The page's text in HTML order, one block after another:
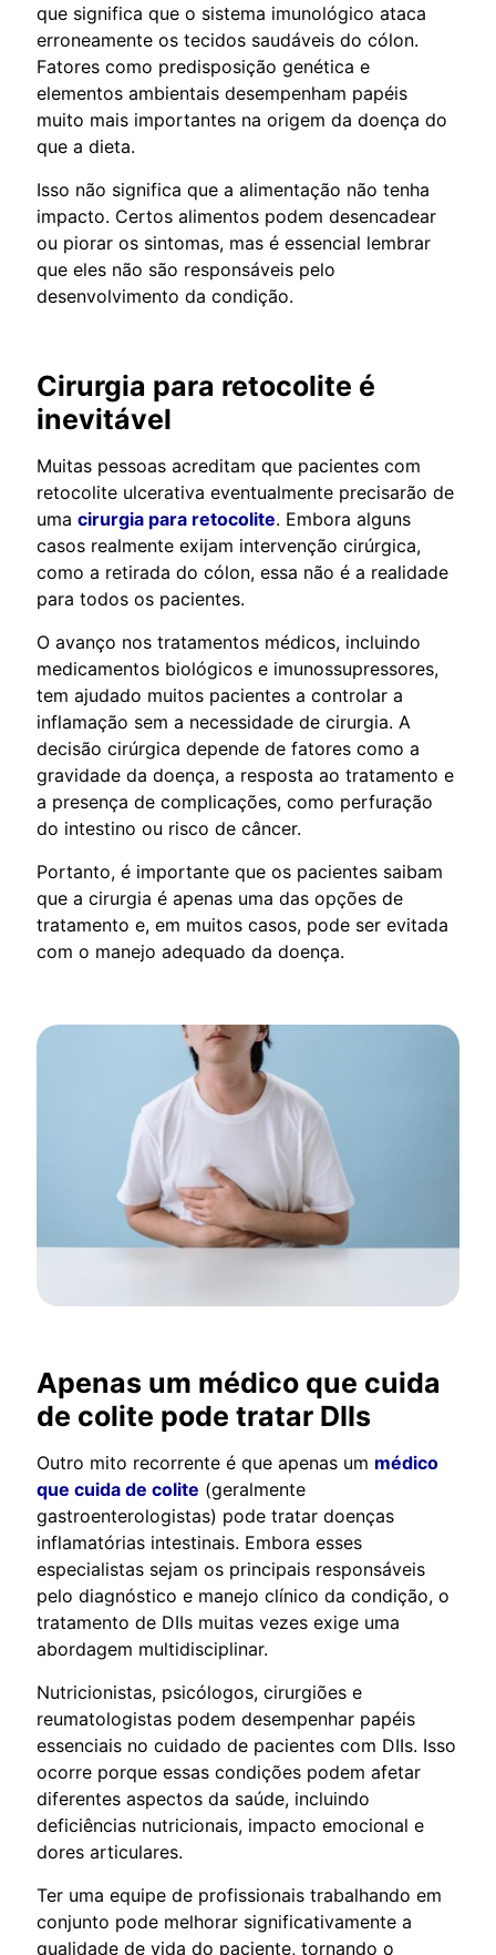
que significa que o sistema imunológico ataca
erroneamente os tecidos saudáveis do cólon.
Fatores como predisposição genética e
elementos ambientais desempenham papéis
muito mais importantes na origem da doença do
que a dieta.
Isso não significa que a alimentação não tenha
impacto. Certos alimentos podem desencadear
ou piorar os sintomas, mas é essencial lembrar
que eles não são responsáveis pelo
desenvolvimento da condição.
Cirurgia para retocolite é
inevitável
Muitas pessoas acreditam que pacientes com
retocolite ulcerativa eventualmente precisarão de
uma cirurgia para retocolite. Embora alguns
casos realmente exijam intervenção cirúrgica,
como a retirada do cólon, essa não é a realidade
para todos os pacientes.
O avanço nos tratamentos médicos, incluindo
medicamentos biológicos e imunossupressores,
tem ajudado muitos pacientes a controlar a
inflamação sem a necessidade de cirurgia. A
decisão cirúrgica depende de fatores como a
gravidade da doença, a resposta ao tratamento e
a presença de complicações, como perfuração
do intestino ou risco de câncer.
Portanto, é importante que os pacientes saibam
que a cirurgia é apenas uma das opções de
tratamento e, em muitos casos, pode ser evitada
com o manejo adequado da doença.
Apenas um médico que cuida
de colite pode tratar DIIs
Outro mito recorrente é que apenas um médico
que cuida de colite (geralmente
gastroenterologistas) pode tratar doenças
inflamatórias intestinais. Embora esses
especialistas sejam os principais responsáveis
pelo diagnóstico e manejo clínico da condição, o
tratamento de DIIs muitas vezes exige uma
abordagem multidisciplinar.
Nutricionistas, psicólogos, cirurgiões e
reumatologistas podem desempenhar papéis
essenciais no cuidado de pacientes com DIIs. Isso
ocorre porque essas condições podem afetar
diferentes aspectos da saúde, incluindo
deficiências nutricionais, impacto emocional e
dores articulares.
Ter uma equipe de profissionais trabalhando em
conjunto pode melhorar significativamente a
qualidade de vida do paciente, tornando o